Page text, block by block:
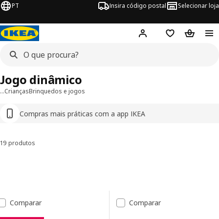
PT Insira código postal Selecionar loja
Hej! Inicie sessão
FavoritosCesto de
…CriançasBrinquedos e jogos
Compras mais práticas com a app IKEA
Jogo dinâmico
Ordenar e Filtrar
19 produtos
Lista de resultados
Comparar Comparar